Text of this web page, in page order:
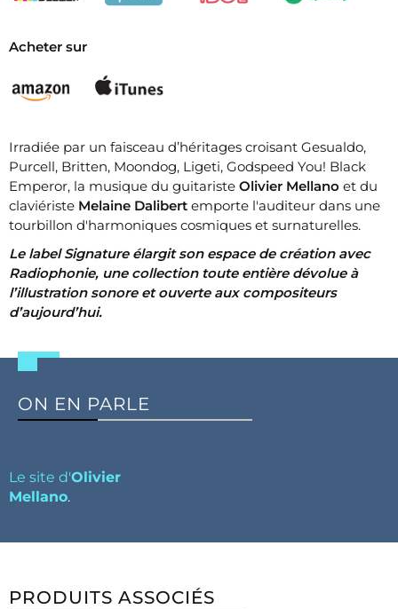
Acheter sur
Irradiée par un faisceau d’héritages croisant Gesualdo,
Purcell, Britten, Moondog, Ligeti, Godspeed You! Black
Emperor, la musique du guitariste Olivier Mellano et du
claviériste Melaine Dalibert emporte l'auditeur dans une
tourbillon d'harmoniques cosmiques et surnaturelles.​
​Le label Signature élargit son espace de création avec
Radiophonie, une collection toute entière dévolue à
l’illustration sonore et ouverte aux compositeurs
d’aujourd’hui.
ON EN PARLE
Le site d'Olivier
Mellano.
PRODUITS ASSOCIÉS